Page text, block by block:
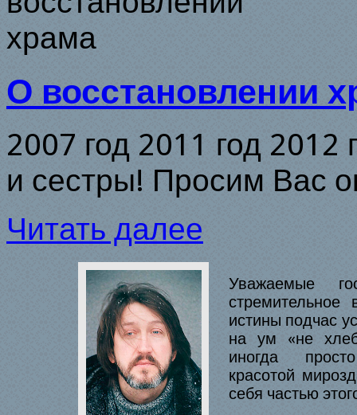
О восстановлении
2007 год 2011 год 2012
и сестры! Просим Вас
Читать далее
Уважаемые
стремительное
истины подчас
на ум «не
иногда
красотой
себя частью